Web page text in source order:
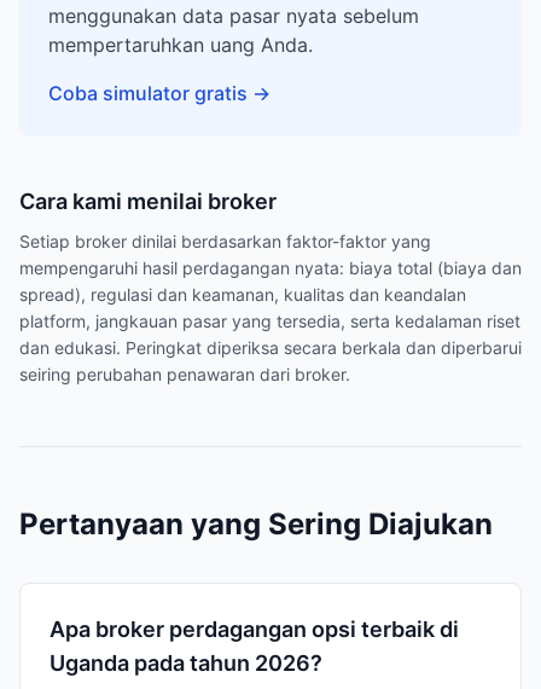
menggunakan data pasar nyata sebelum
mempertaruhkan uang Anda.
Coba simulator gratis →
Cara kami menilai broker
Setiap broker dinilai berdasarkan faktor-faktor yang
mempengaruhi hasil perdagangan nyata: biaya total (biaya dan
spread), regulasi dan keamanan, kualitas dan keandalan
platform, jangkauan pasar yang tersedia, serta kedalaman riset
dan edukasi. Peringkat diperiksa secara berkala dan diperbarui
seiring perubahan penawaran dari broker.
Pertanyaan yang Sering Diajukan
Apa broker perdagangan opsi terbaik di
Uganda pada tahun 2026?